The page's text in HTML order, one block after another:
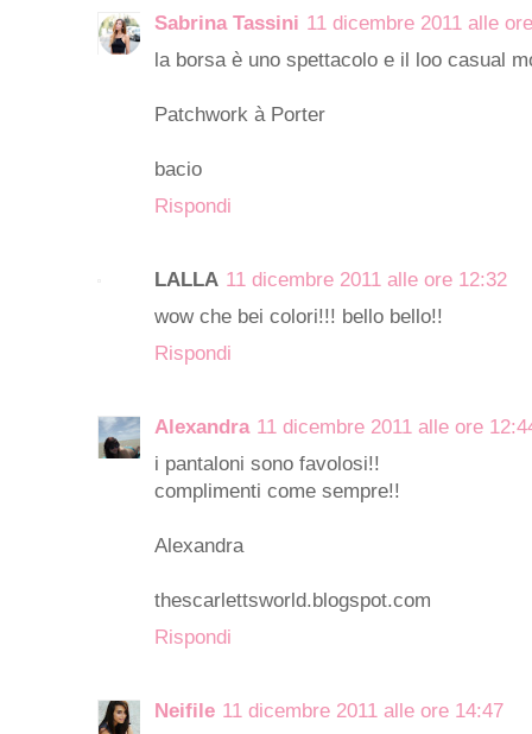
Sabrina Tassini 11 dicembre 2011 alle
la borsa è uno spettacolo e il loo casual
Patchwork à Porter
bacio
Rispondi
LALLA 11 dicembre 2011 alle ore 12:32
wow che bei colori!!! bello bello!!
Rispondi
Alexandra 11 dicembre 2011 alle ore
i pantaloni sono favolosi!!
complimenti come sempre!!
Alexandra
thescarlettsworld.blogspot.com
Rispondi
Neifile 11 dicembre 2011 alle ore 14:47